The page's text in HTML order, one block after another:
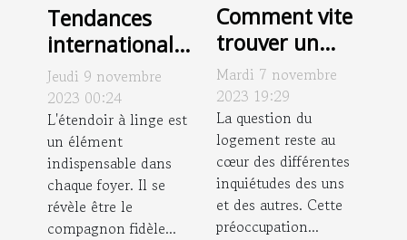
Tendances
internationales
: les différents
styles
d'étendoirs à
linge
Jeudi 9 novembre
2023 00:24
L'étendoir à linge est
un élément
indispensable dans
chaque foyer. Il se
révèle être le
compagnon fidèle...
Comment vite
trouver un
logement ?
Mardi 7 novembre
2023 19:29
La question du
logement reste au
cœur des différentes
inquiétudes des uns
et des autres. Cette
préoccupation...